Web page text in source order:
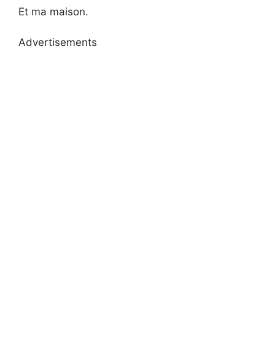
Et ma maison.
Advertisements